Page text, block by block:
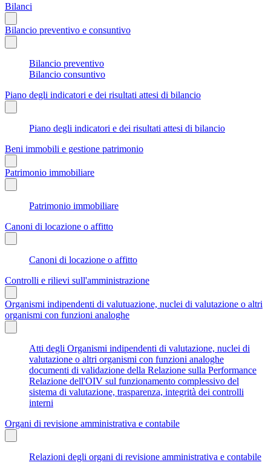
Bilanci
Bilancio preventivo e consuntivo
Bilancio preventivo
Bilancio consuntivo
Piano degli indicatori e dei risultati attesi di bilancio
Piano degli indicatori e dei risultati attesi di bilancio
Beni immobili e gestione patrimonio
Patrimonio immobiliare
Patrimonio immobiliare
Canoni di locazione o affitto
Canoni di locazione o affitto
Controlli e rilievi sull'amministrazione
Organismi indipendenti di valutuazione, nuclei di valutazione o altri
organismi con funzioni analoghe
Atti degli Organismi indipendenti di valutazione, nuclei di
valutazione o altri organismi con funzioni analoghe
documenti di validazione della Relazione sulla Performance
Relazione dell'OIV sul funzionamento complessivo del
sistema di valutazione, trasparenza, integrità dei controlli
interni
Organi di revisione amministrativa e contabile
Relazioni degli organi di revisione amministrativa e contabile